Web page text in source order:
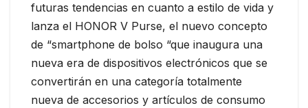
futuras tendencias en cuanto a estilo de vida y
lanza el HONOR V Purse, el nuevo concepto
de “smartphone de bolso “que inaugura una
nueva era de dispositivos electrónicos que se
convertirán en una categoría totalmente
nueva de accesorios y artículos de consumo